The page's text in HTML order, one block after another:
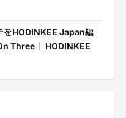
をHODINKEE Japan編
Three｜ HODINKEE